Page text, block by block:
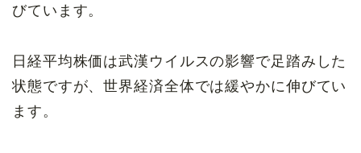
びています。
日経平均株価は武漢ウイルスの影響で足踏みした
状態ですが、世界経済全体では緩やかに伸びてい
ます。